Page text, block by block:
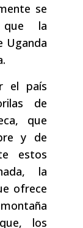
se
que la
Uganda
el país
de
que
y de
estos
la
ofrece
los